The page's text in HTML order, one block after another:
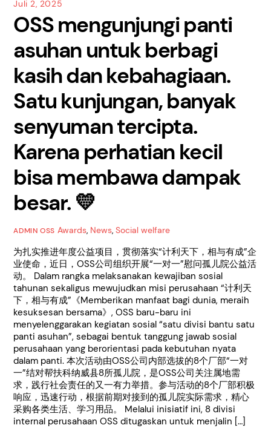
Juli 2, 2025
OSS mengunjungi panti
asuhan untuk berbagi
kasih dan kebahagiaan.
Satu kunjungan, banyak
senyuman tercipta.
Karena perhatian kecil
bisa membawa dampak
besar. 💛
ADMIN OSS Awards, News, Social welfare
为扎实推进年度公益项目，贯彻落实“计利天下，相与有成”企
业使命，近日，OSS公司组织开展“一对一”慰问孤儿院公益活
动。 Dalam rangka melaksanakan kewajiban sosial
tahunan sekaligus mewujudkan misi perusahaan “计利天
下，相与有成”《Memberikan manfaat bagi dunia, meraih
kesuksesan bersama》, OSS baru-baru ini
menyelenggarakan kegiatan sosial “satu divisi bantu satu
panti asuhan”, sebagai bentuk tanggung jawab sosial
perusahaan yang berorientasi pada kebutuhan nyata
dalam panti. 本次活动由OSS公司内部选拔的8个厂部“一对
一”结对帮扶科纳威县8所孤儿院，是OSS公司关注属地需
求，践行社会责任的又一有力举措。参与活动的8个厂部积极
响应，迅速行动，根据前期对接到的孤儿院实际需求，精心
采购各类生活、学习用品。 Melalui inisiatif ini, 8 divisi
internal perusahaan OSS ditugaskan untuk menjalin […]